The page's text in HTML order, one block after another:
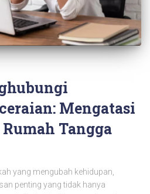
Mengatasi
Tangga
yang mengubah kehidupan,
penting yang tidak hanya